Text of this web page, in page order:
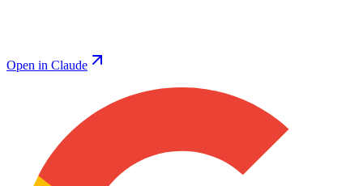
Open in Claude